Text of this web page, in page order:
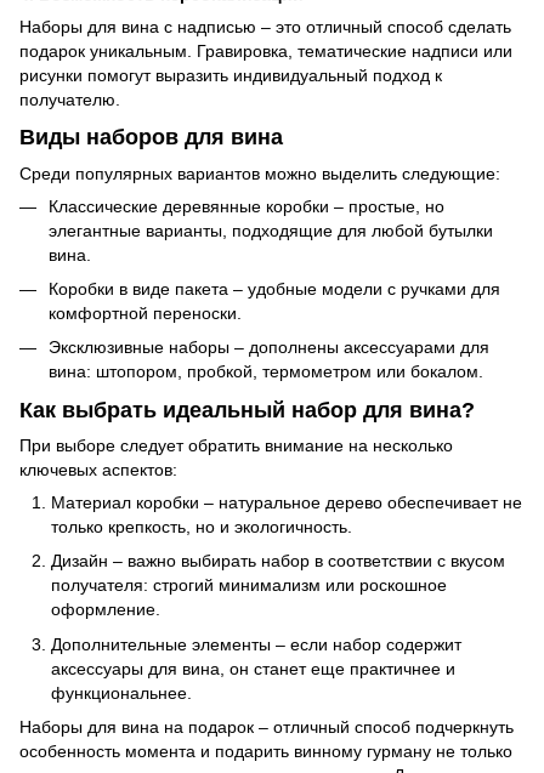
Наборы для вина с надписью – это отличный способ сделать
подарок уникальным. Гравировка, тематические надписи или
рисунки помогут выразить индивидуальный подход к
получателю.
Виды наборов для вина
Среди популярных вариантов можно выделить следующие:
Классические деревянные коробки – простые, но
элегантные варианты, подходящие для любой бутылки
вина.
Коробки в виде пакета – удобные модели с ручками для
комфортной переноски.
Эксклюзивные наборы – дополнены аксессуарами для
вина: штопором, пробкой, термометром или бокалом.
Как выбрать идеальный набор для вина?
При выборе следует обратить внимание на несколько
ключевых аспектов:
Материал коробки – натуральное дерево обеспечивает не
только крепкость, но и экологичность.
Дизайн – важно выбирать набор в соответствии с вкусом
получателя: строгий минимализм или роскошное
оформление.
Дополнительные элементы – если набор содержит
аксессуары для вина, он станет еще практичнее и
функциональнее.
Наборы для вина на подарок – отличный способ подчеркнуть
особенность момента и подарить винному гурману не только